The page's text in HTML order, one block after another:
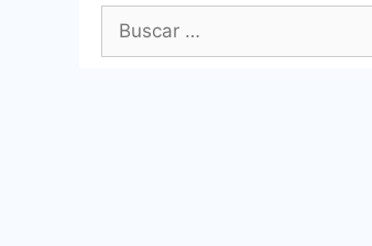
Buscar: